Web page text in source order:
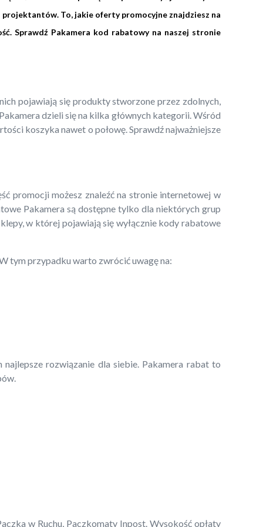
To, jakie oferty promocyjne znajdziesz na
Sprawdź Pakamera kod rabatowy na naszej stronie
pojawiają się produkty stworzone przez zdolnych,
dzieli się na kilka głównych kategorii. Wśród
koszyka nawet o połowę. Sprawdź najważniejsze
promocji możesz znaleźć na stronie internetowej w
Pakamera są dostępne tylko dla niektórych grup
w której pojawiają się wyłącznie kody rabatowe
tym przypadku warto zwrócić uwagę na:
rozwiązanie dla siebie. Pakamera rabat to
w Ruchu, Paczkomaty Inpost. Wysokość opłaty